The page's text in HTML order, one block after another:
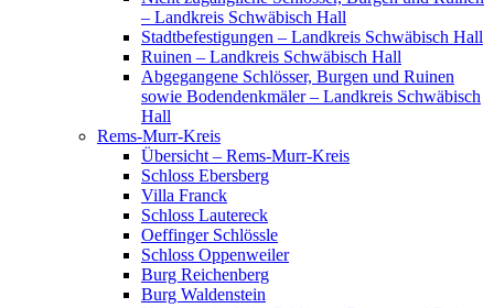
– Landkreis Schwäbisch Hall
Stadtbefestigungen – Landkreis Schwäbisch Hall
Ruinen – Landkreis Schwäbisch Hall
Abgegangene Schlösser, Burgen und Ruinen
sowie Bodendenkmäler – Landkreis Schwäbisch
Hall
Rems-Murr-Kreis
Übersicht – Rems-Murr-Kreis
Schloss Ebersberg
Villa Franck
Schloss Lautereck
Oeffinger Schlössle
Schloss Oppenweiler
Burg Reichenberg
Burg Waldenstein